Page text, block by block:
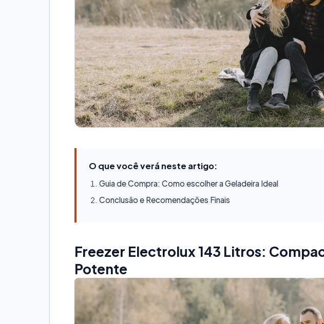
O que você verá neste artigo:
Guia de Compra: Como escolher a Geladeira Ideal
Conclusão e Recomendações Finais
Freezer Electrolux 143 Litros:
Potente